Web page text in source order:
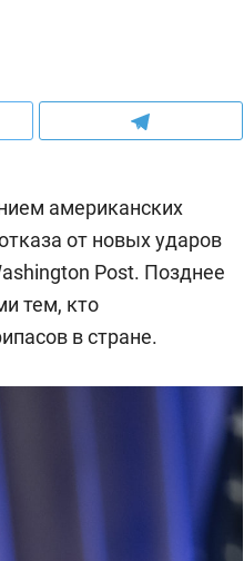
американских
от новых ударов
Post. Позднее
тем, кто
в стране.